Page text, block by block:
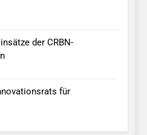
der CRBN-
für